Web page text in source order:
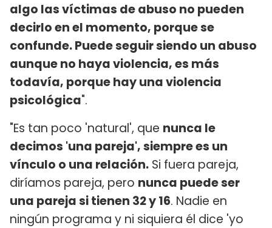
algo las víctimas de abuso no pueden
decirlo en el momento, porque se
confunde. Puede seguir siendo un abuso
aunque no haya violencia, es más
todavía, porque hay una violencia
psicológica".
"Es tan poco 'natural', que nunca le
decimos 'una pareja', siempre es un
vínculo o una relación. Si fuera pareja,
diríamos pareja, pero nunca puede ser
una pareja si tienen 32 y 16. Nadie en
ningún programa y ni siquiera él dice 'yo